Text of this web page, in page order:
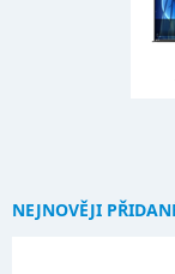
NEJNOVĚJI